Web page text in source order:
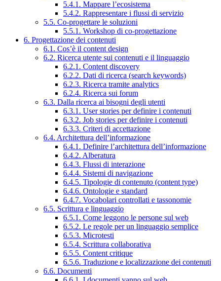
5.4.1. Mappare l’ecosistema
5.4.2. Rappresentare i flussi di servizio
5.5. Co-progettare le soluzioni
5.5.1. Workshop di co-progettazione
6. Progettazione dei contenuti
6.1. Cos’è il content design
6.2. Ricerca utente sui contenuti e il linguaggio
6.2.1. Content discovery
6.2.2. Dati di ricerca (search keywords)
6.2.3. Ricerca tramite analytics
6.2.4. Ricerca sui forum
6.3. Dalla ricerca ai bisogni degli utenti
6.3.1. User stories per definire i contenuti
6.3.2. Job stories per definire i contenuti
6.3.3. Criteri di accettazione
6.4. Architettura dell’informazione
6.4.1. Definire l’architettura dell’informazione
6.4.2. Alberatura
6.4.3. Flussi di interazione
6.4.4. Sistemi di navigazione
6.4.5. Tipologie di contenuto (content type)
6.4.6. Ontologie e standard
6.4.7. Vocabolari controllati e tassonomie
6.5. Scrittura e linguaggio
6.5.1. Come leggono le persone sul web
6.5.2. Le regole per un linguaggio semplice
6.5.3. Microtesti
6.5.4. Scrittura collaborativa
6.5.5. Content critique
6.5.6. Traduzione e localizzazione dei contenuti
6.6. Documenti